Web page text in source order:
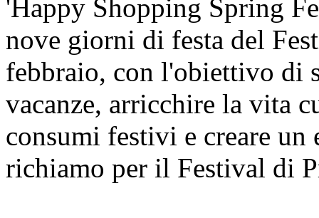
'Happy Shopping Spring
nove giorni di festa del
febbraio, con l'obiettivo di
vacanze, arricchire la vita
consumi festivi e creare un
richiamo per il Festival di